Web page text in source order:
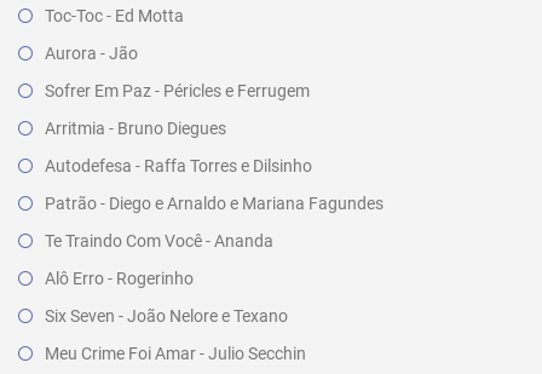
Toc-Toc - Ed Motta
Aurora - Jão
Sofrer Em Paz - Péricles e Ferrugem
Arritmia - Bruno Diegues
Autodefesa - Raffa Torres e Dilsinho
Patrão - Diego e Arnaldo e Mariana Fagundes
Te Traindo Com Você - Ananda
Alô Erro - Rogerinho
Six Seven - João Nelore e Texano
Meu Crime Foi Amar - Julio Secchin